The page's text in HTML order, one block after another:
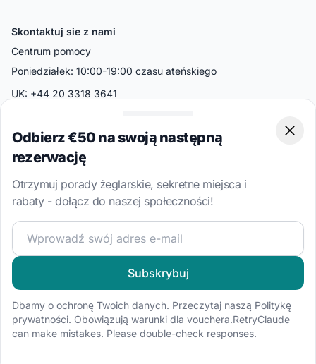
Skontaktuj sie z nami
Centrum pomocy
Poniedziałek: 10:00-19:00 czasu ateńskiego
UK: +44 20 3318 3641
Jägerstraße 54-55
10117 Berlin
Niemcy
Popularne Kraje
Wlochy
Grecja
Turcja
Bahamy
Brytyjskie Wyspy Dziewicze
Odbierz €50 na swoją następną
rezerwację
Otrzymuj porady żeglarskie, sekretne miejsca i
rabaty - dołącz do naszej społeczności!
Dołącz do naszej społeczności żeglarskiej i otrzymuj
Subskrybuj
Dbamy o ochronę Twoich danych. Przeczytaj naszą Politykę
prywatności. Obowiązują warunki dla vouchera.RetryClaude
can make mistakes. Please double-check responses.